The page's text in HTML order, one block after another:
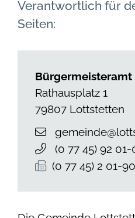
Verantwortlich für
Seiten:
Rathausplatz 1
79807 Lottstetten
(0 77 45) 92 01-
(0 77 45) 2 01-90